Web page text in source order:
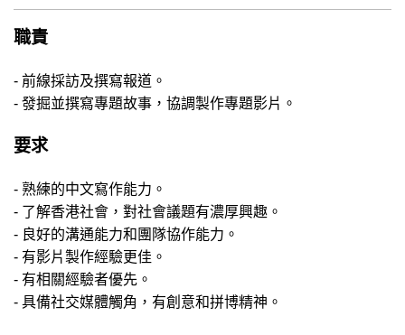
職責
- 前線採訪及撰寫報道。
- 發掘並撰寫專題故事，協調製作專題影片。
要求
- 熟練的中文寫作能力。
- 了解香港社會，對社會議題有濃厚興趣。
- 良好的溝通能力和團隊協作能力。
- 有影片製作經驗更佳。
- 有相關經驗者優先。
- 具備社交媒體觸角，有創意和拼博精神。